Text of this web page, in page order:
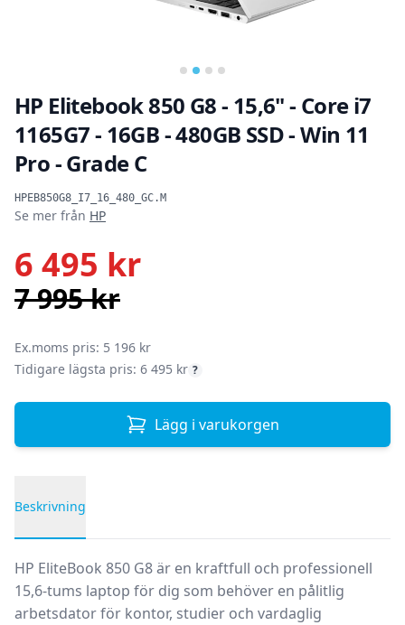
HP Elitebook 850 G8 - 15,6" - Core i7
1165G7 - 16GB - 480GB SSD - Win 11
Pro - Grade C
HPEB850G8_I7_16_480_GC.M
Produktinformation
Se mer från HP
6 495 kr
7 995 kr
Ex.moms pris: 5 196 kr
Tidigare lägsta pris: 6 495 kr ?
Lägg i varukorgen
Beskrivning
HP EliteBook 850 G8 är en kraftfull och professionell
15,6-tums laptop för dig som behöver en pålitlig
arbetsdator för kontor, studier och vardaglig